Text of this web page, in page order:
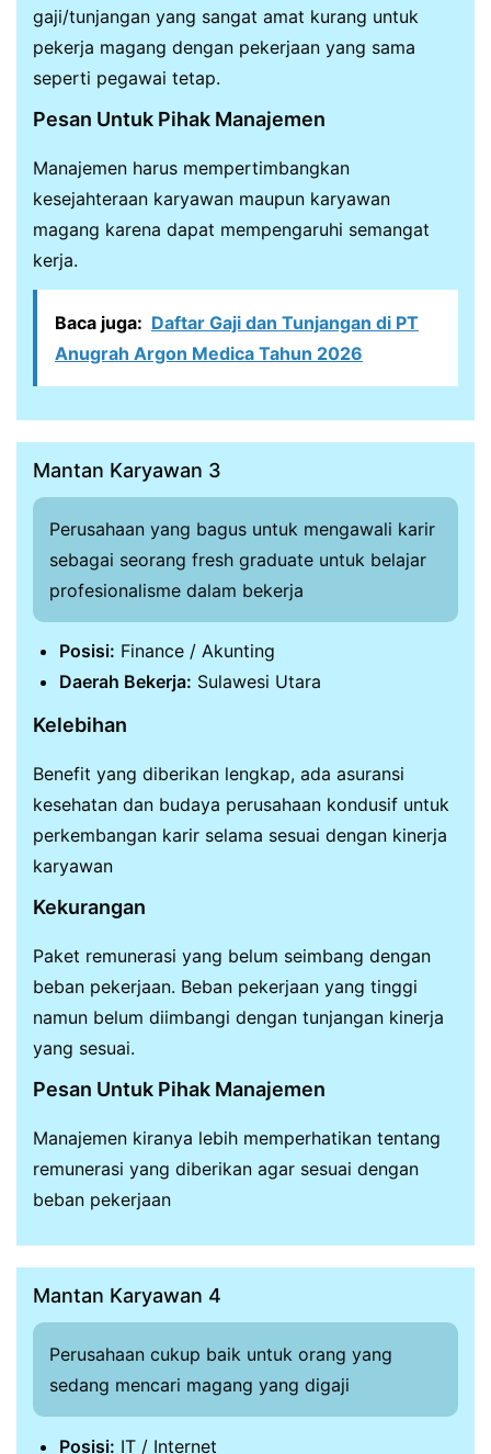
gaji/tunjangan yang sangat amat kurang untuk
pekerja magang dengan pekerjaan yang sama
seperti pegawai tetap.
Pesan Untuk Pihak Manajemen
Manajemen harus mempertimbangkan
kesejahteraan karyawan maupun karyawan
magang karena dapat mempengaruhi semangat
kerja.
Baca juga: Daftar Gaji dan Tunjangan di PT
Anugrah Argon Medica Tahun 2026
Mantan Karyawan 3
Perusahaan yang bagus untuk mengawali karir
sebagai seorang fresh graduate untuk belajar
profesionalisme dalam bekerja
Posisi: Finance / Akunting
Daerah Bekerja: Sulawesi Utara
Kelebihan
Benefit yang diberikan lengkap, ada asuransi
kesehatan dan budaya perusahaan kondusif untuk
perkembangan karir selama sesuai dengan kinerja
karyawan
Kekurangan
Paket remunerasi yang belum seimbang dengan
beban pekerjaan. Beban pekerjaan yang tinggi
namun belum diimbangi dengan tunjangan kinerja
yang sesuai.
Pesan Untuk Pihak Manajemen
Manajemen kiranya lebih memperhatikan tentang
remunerasi yang diberikan agar sesuai dengan
beban pekerjaan
Mantan Karyawan 4
Perusahaan cukup baik untuk orang yang
sedang mencari magang yang digaji
Posisi: IT / Internet